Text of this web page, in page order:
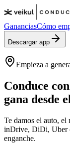
GananciasCómo
Descargar app
Empieza a
Conduce
gana desde
Te damos el auto, el
inDrive, DiDi, Uber
enganche.